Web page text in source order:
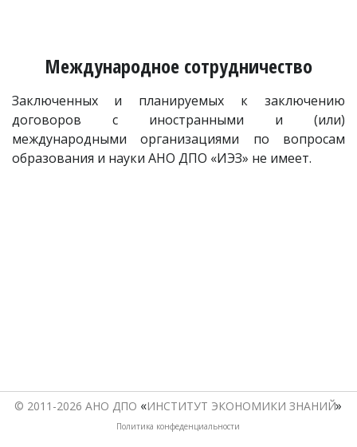
Международное сотрудничество
Заключенных и планируемых к заключению
договоров с иностранными и (или)
международными организациями по вопросам
образования и науки АНО ДПО «ИЭЗ» не имеет.
© 2011-2026 АНО ДПО «ИНСТИТУТ ЭКОНОМИКИ ЗНАНИЙ
Политика конфеденциальности